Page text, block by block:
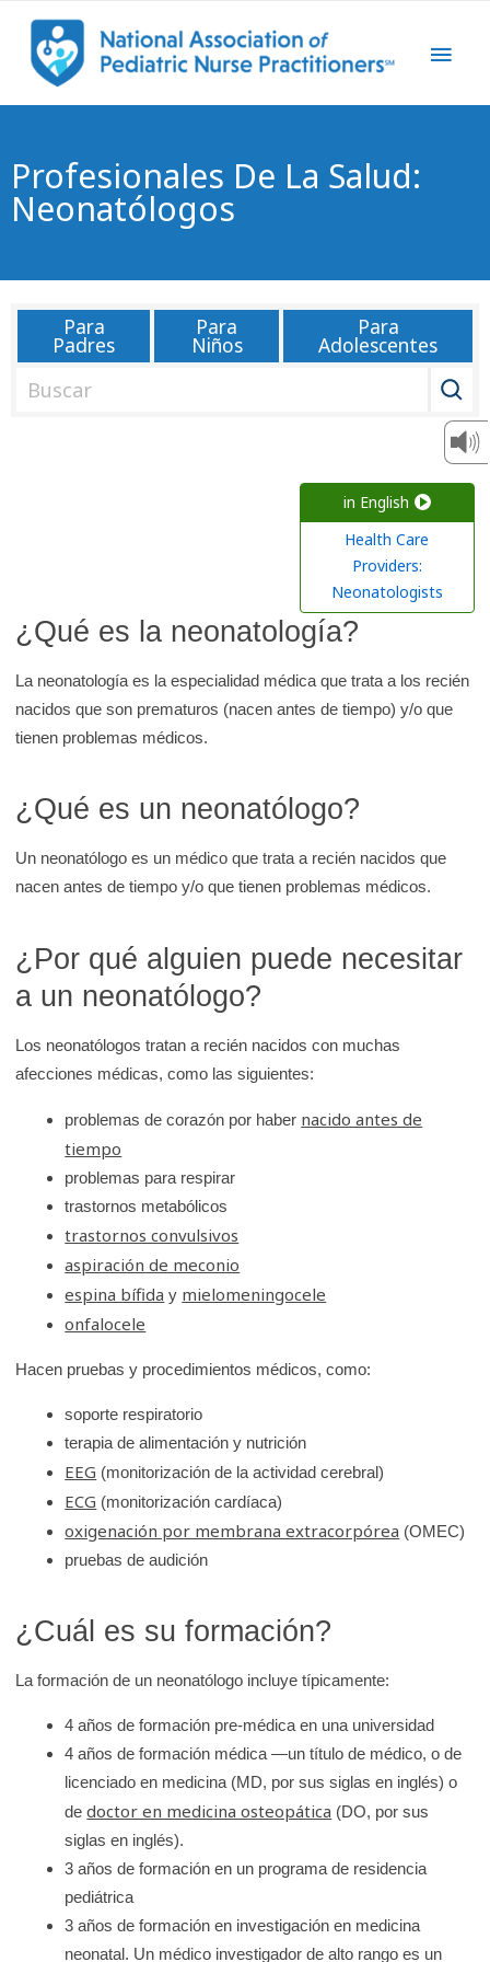
Profesionales De La Salud:
Neonatólogos
Para
Padres
Para
Niños
Para
Adolescentes
a
b
i
b
o
t
e
d
e
in English
Health Care
Providers:
Neonatologists
¿Qué es la neonatología?
La neonatología es la especialidad médica que trata a los recién
nacidos que son prematuros (nacen antes de tiempo) y/o que
tienen problemas médicos.
¿Qué es un neonatólogo?
Un neonatólogo es un médico que trata a recién nacidos que
nacen antes de tiempo y/o que tienen problemas médicos.
¿Por qué alguien puede necesitar
a un neonatólogo?
Los neonatólogos tratan a recién nacidos con muchas
afecciones médicas, como las siguientes:
problemas de corazón por haber nacido antes de
tiempo
problemas para respirar
trastornos metabólicos
trastornos convulsivos
aspiración de meconio
espina bífida y mielomeningocele
onfalocele
Hacen pruebas y procedimientos médicos, como:
soporte respiratorio
terapia de alimentación y nutrición
EEG (monitorización de la actividad cerebral)
ECG (monitorización cardíaca)
oxigenación por membrana extracorpórea (OMEC)
pruebas de audición
¿Cuál es su formación?
La formación de un neonatólogo incluye típicamente:
4 años de formación pre-médica en una universidad
4 años de formación médica —un título de médico, o de
licenciado en medicina (MD, por sus siglas en inglés) o
dedoctor en medicina osteopática (DO, por sus
siglas en inglés).
3 años de formación en un programa de residencia
pediátrica
3 años de formación en investigación en medicina
neonatal. Un médico investigador de alto rango es un